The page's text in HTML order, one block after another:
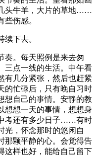
头牛羊，大片的草地……
伤感。
下去。
奏。每天照例是来去匆
三点一线的生活。中午看
有几分紧张，然后也赶紧
的忙碌后，只有晚自习时
想自己的事情。安静的教
想想一天的事情，想想身
考还有多少日子……有时
光，怀念那时的悠闲自
那颗平静的心。会觉得告
这样也好，能给自己留下